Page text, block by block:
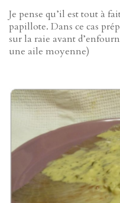
Je pense qu’il est tout à
papillote. Dans ce cas
sur la raie avant
une aile moyenne)